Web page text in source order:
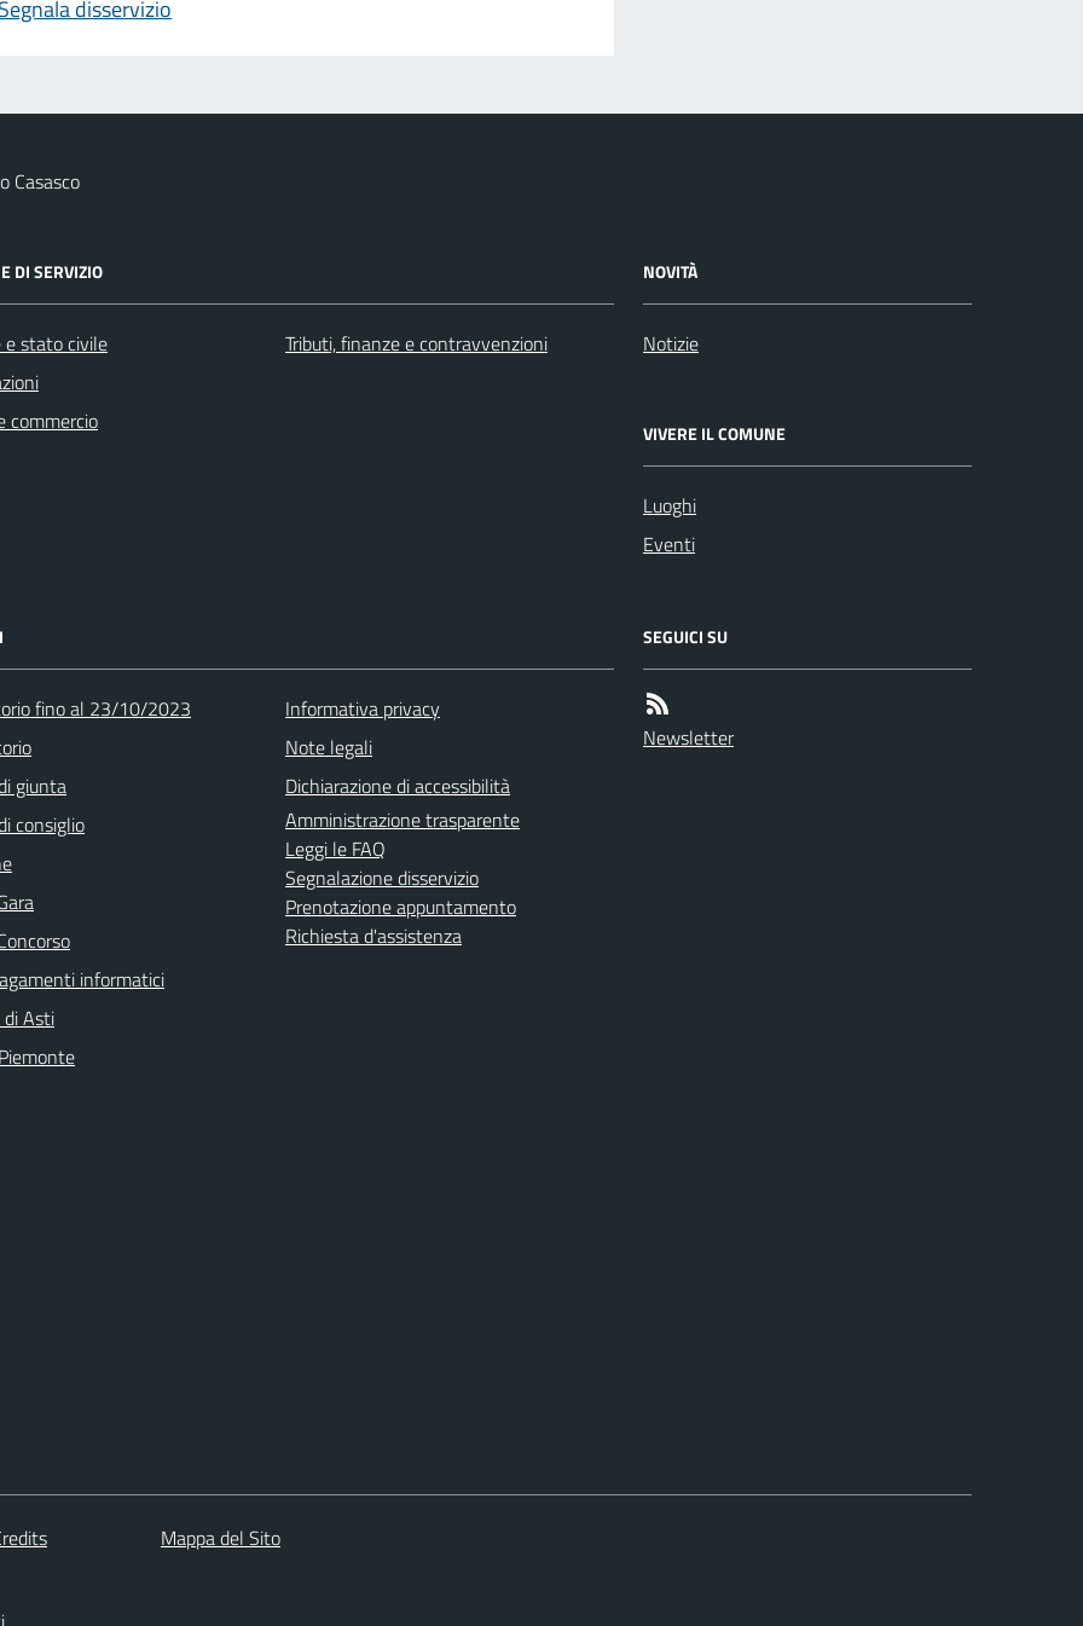
Segnala disservizio
Casasco
DI SERVIZIO
e stato civile
commercio
Tributi, finanze e contravvenzioni
NOVITÀ
Notizie
VIVERE IL COMUNE
Luoghi
Eventi
fino al 23/10/2023
giunta
consiglio
informatici
di Asti
Informativa privacy
Note legali
Dichiarazione di accessibilità
Amministrazione trasparente
Leggi le FAQ
Segnalazione disservizio
Prenotazione appuntamento
Richiesta d'assistenza
SEGUICI SU
Newsletter
Mappa del Sito